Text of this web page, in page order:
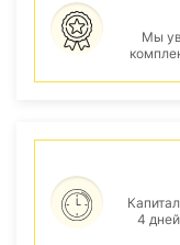
Мы
4